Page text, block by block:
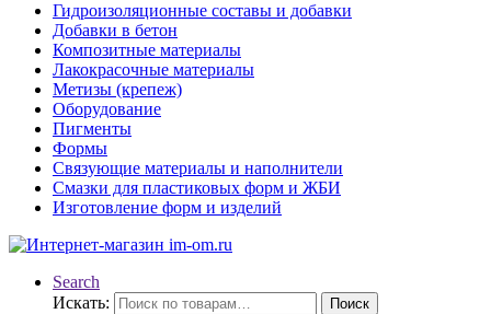
Гидроизоляционные составы и добавки
Добавки в бетон
Композитные материалы
Лакокрасочные материалы
Метизы (крепеж)
Оборудование
Пигменты
Формы
Связующие материалы и наполнители
Смазки для пластиковых форм и ЖБИ
Изготовление форм и изделий
Search
Искать:
Поиск